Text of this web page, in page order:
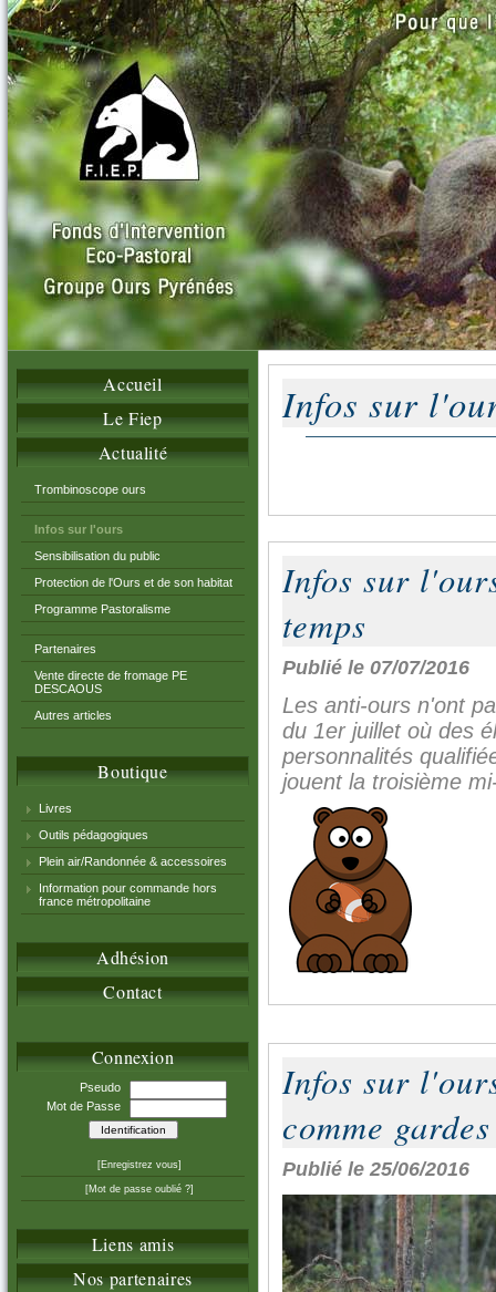
Accueil
Le Fiep
Actualité
Trombinoscope ours
Infos sur l'ours
Sensibilisation du public
Protection de l'Ours et de son habitat
Programme Pastoralisme
Partenaires
Vente directe de fromage PE
DESCAOUS
Autres articles
Boutique
Livres
Outils pédagogiques
Plein air/Randonnée & accessoires
Information pour commande hors
france métropolitaine
Adhésion
Contact
Connexion
Pseudo
Mot de Passe
[Enregistrez vous]
[Mot de passe oublié ?]
Liens amis
Nos partenaires
Infos sur
Infos sur
temps
Publié le 07/07/2016
Les anti-ours n'ont
du 1er juillet où des
personnalités
jouent la troisième
Infos sur
comme
Publié le 25/06/2016